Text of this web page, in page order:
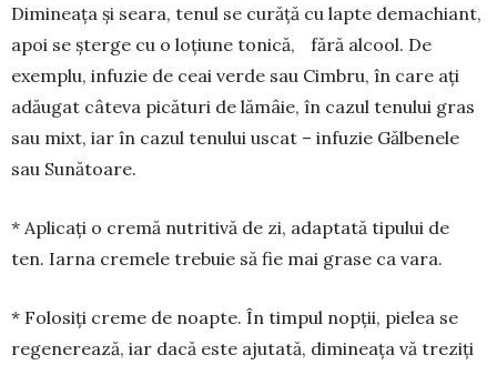
Dimineaţa şi seara, te­nul se curăţă cu lapte demachiant,
apoi se şterge cu o loţiune tonică, fără al­cool. De
exemplu, infuzie de ceai ver­de sau Cimbru, în care aţi
adăugat câte­va picături de lămâie, în cazul tenului gras
sau mixt, iar în cazul tenului us­cat – infuzie Gălbenele
sau Sunătoare.
* Aplicaţi o cremă nutritivă de zi, adaptată tipului de
ten. Iarna cremele trebuie să fie mai grase ca vara.
* Folosiți creme de noapte. În tim­pul nopţii, pielea se
regenerează, iar dacă este ajutată, dimineaţa vă treziţi